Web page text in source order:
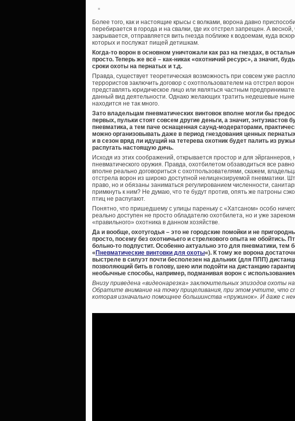
Более того, как и настоящие крысы с волками, ворона давно
перебирается в города и на свалки, где их отстрел запрещен. А
закрывается, отправляется вить гнезда поближе к водоемам, куда
которых и послужат пищей детишкам.
Когда-то ворон в основном уничтожали как раз на гнездах, в
просто. Теперь же всё – как-никак «охотничий ресурс», а значит,
сроки охоты на пернатых и т.д.
Правда, существует теоретическая возможность при совсем уже
террористов заключить договор с охотпользователем на отстрел
представлять юридическое лицо или являться частным
данный вид деятельности. Однако желающих тратить недешевые
находится не так много.
Зато владельцам пневматических винтовок вполне могли бы
первых, пульки стоят совсем другие деньги, а значит,
пневматика, а тем паче оснащенная саунд-модераторами,
можно организовывать даже в период гнездования ценных
и в сезон вряд ли идущий на тетерева охотник будет палить из
распугать настоящую дичь.
Исходя из этих соображений, открывается простор и для
пневматического оружия. Правда, охотбилетом обзаводиться все
вполне реально договориться с охотпользователями, скажем,
отстрела ворон из широко доступной нелицензируемой пневматики.
право, но и обязаны заниматься регулированием численности,
примкнуть к ним? Не думаю, что те будут против, опять же патроны
птиц не распугают.
Понятно, что пришедшему с улицы пареньку с «Хатсаном» особо
реально доступен не просто обладателю охотбилета, но и уже
«правильного» охотника в данном хозяйстве.
Да и вообще, охотугодья – это не городские помойки и не
просто, посему без охотничьего и стрелкового опыта не обойтись.
больно-то подпустит. Особенно актуально это для пневматики,
«Пневматические винтовки для охоты«). К тому же ворона
выстреле в силуэт почти бесполезен на дальних (для ППП)
позволяющий бить в голову, шею или подойти на дистанцию
необычные способы, например, подманивая ворон с
Внизу приведена «видеонарезка» заключительных эпизодов охоты
Обратите внимание на точку прицеливания, при этом учтите, что
которая изначально помощнее большинства «пружинок». И даже с